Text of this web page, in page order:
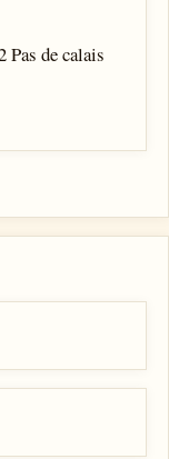
de calais